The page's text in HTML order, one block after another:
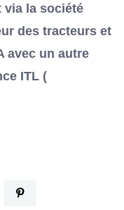
via la société
des tracteurs et
avec un autre
ITL (